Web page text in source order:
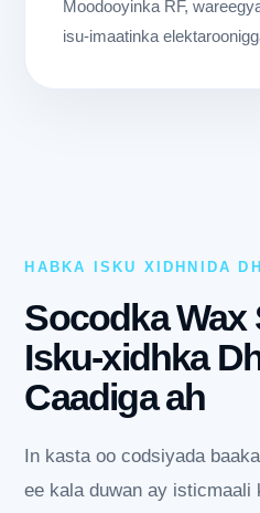
Moodooyinka RF,
isu-imaatinka
HABKA ISKU XIDHNIDA
Socodka Wax
Isku-xidhka
Caadiga ah
In kasta oo codsiyada
ee kala duwan ay isticmaali